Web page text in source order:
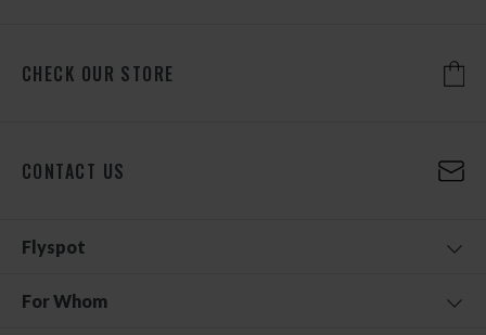
CHECK OUR STORE
CONTACT US
Flyspot
For Whom